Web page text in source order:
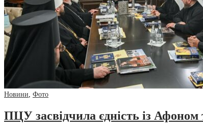
Новини, Фото
ПЦУ засвідчила єдність із Афоном